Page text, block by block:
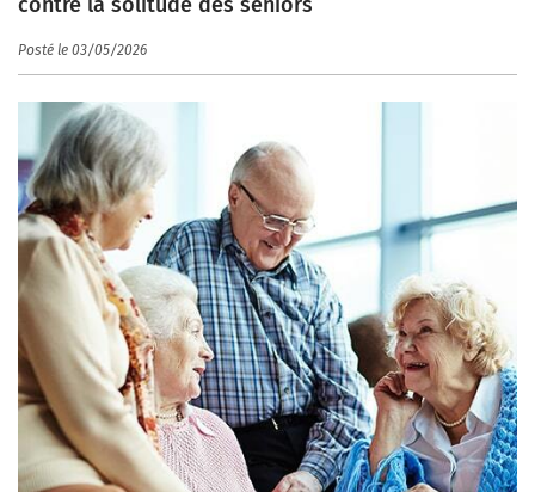
contre la solitude des seniors
Posté le 03/05/2026